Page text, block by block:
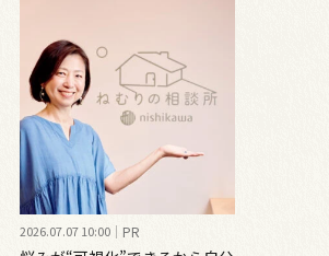
2026.07.07 10:00 PR